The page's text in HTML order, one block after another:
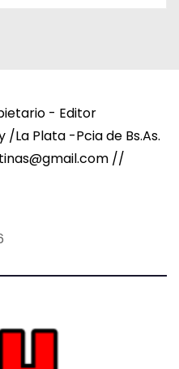
- Editor
/La Plata -Pcia de Bs.As.
//